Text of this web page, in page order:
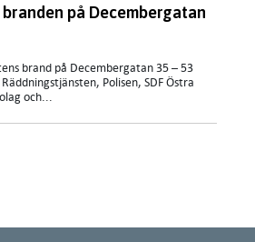
på Decembergatan
brand på Decembergatan 35 – 53
Polisen, SDF Östra
och...